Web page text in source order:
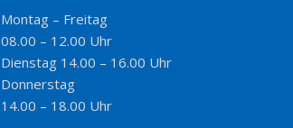
Montag – Freitag
08.00 – 12.00 Uhr
Dienstag 14.00 – 16.00 Uhr
Donnerstag
14.00 – 18.00 Uhr